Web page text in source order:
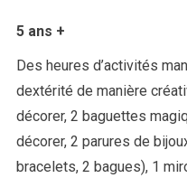
5 ans +
Des heures d’activités
dextérité de manière
décorer, 2 baguettes
décorer, 2 parures de
bracelets, 2 bagues), 1